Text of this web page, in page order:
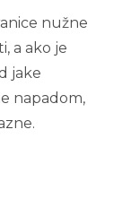
nužne
a ako je
jake
napadom,